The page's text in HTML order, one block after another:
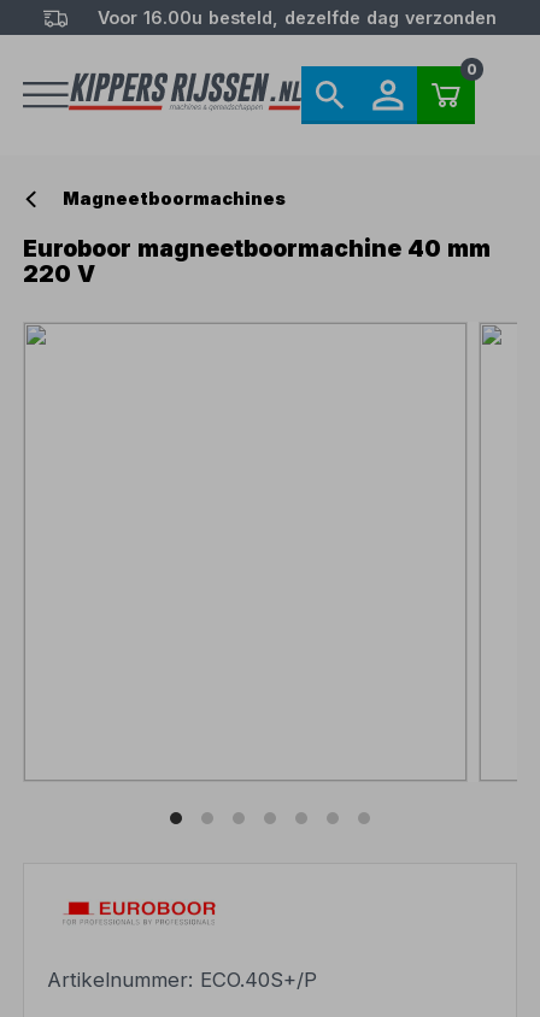
Voor 16.00u besteld, dezelfde dag verzonden
0
Magneetboormachines
Euroboor magneetboormachine 40 mm
220 V
Artikelnummer: ECO.40S+/P